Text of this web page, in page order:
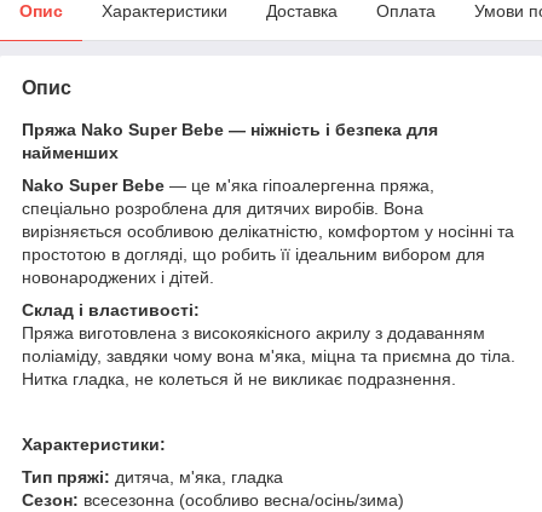
Опис Характеристики Доставка Оплата Умови
Опис
Пряжа Nako Super Bebe — ніжність і безпека для
найменших
Nako Super Bebe — це м'яка гіпоалергенна пряжа,
спеціально розроблена для дитячих виробів. Вона
вирізняється особливою делікатністю, комфортом у носінні та
простотою в догляді, що робить її ідеальним вибором для
новонароджених і дітей.
Склад і властивості:
Пряжа виготовлена з високоякісного акрилу з додаванням
поліаміду, завдяки чому вона м'яка, міцна та приємна до тіла.
Нитка гладка, не колеться й не викликає подразнення.
Характеристики:
Тип пряжі: дитяча, м'яка, гладка
Сезон: всесезонна (особливо весна/осінь/зима)